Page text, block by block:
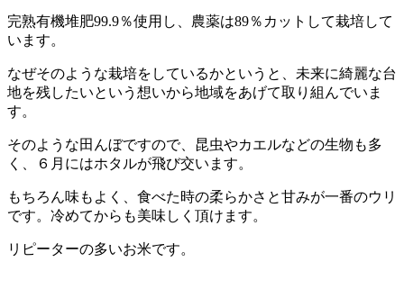
完熟有機堆肥99.9％使用し、農薬は89％カットして栽培して
います。
なぜそのような栽培をしているかというと、未来に綺麗な台
地を残したいという想いから地域をあげて取り組んでいま
す。
そのような田んぼですので、昆虫やカエルなどの生物も多
く、６月にはホタルが飛び交います。
もちろん味もよく、食べた時の柔らかさと甘みが一番のウリ
です。冷めてからも美味しく頂けます。
リピーターの多いお米です。